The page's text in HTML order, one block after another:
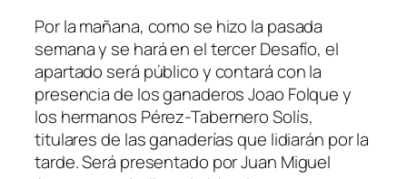
Por la mañana, como se hizo la pasada
semana y se hará en el tercer Desafío, el
apartado será público y contará con la
presencia de los ganaderos Joao Folque y
los hermanos Pérez-Tabernero Solís,
titulares de las ganaderías que lidiarán por la
tarde. Será presentado por Juan Miguel